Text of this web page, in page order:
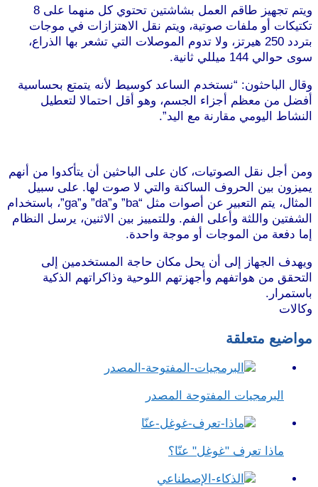
ويتم تجهيز طاقم العمل بشاشتين تحتوي كل منهما على 8
تكتيكات أو ملفات صوتية، ويتم نقل الاهتزازات في موجات
بتردد 250 هيرتز، ولا تدوم الموصلات التي تشعر بها الذراع،
سوى حوالي 144 ميللي ثانية.
وقال الباحثون: “نستخدم الساعد كوسيط لأنه يتمتع بحساسية
أفضل من معظم أجزاء الجسم، وهو أقل احتمالا لتعطيل
النشاط اليومي مقارنة مع اليد”.
ومن أجل نقل الصوتيات، كان على الباحثين أن يتأكدوا من أنهم
يميزون بين الحروف الساكنة والتي لا صوت لها. على سبيل
المثال، يتم التعبير عن أصوات مثل “ba” و”da” و”ga”، باستخدام
الشفتين واللثة وأعلى الفم. وللتمييز بين الاثنين، يرسل النظام
إما دفعة من الموجات أو موجة واحدة.
ويهدف الجهاز إلى أن يحل مكان حاجة المستخدمين إلى
التحقق من هواتفهم وأجهزتهم اللوحية وذاكراتهم الذكية
باستمرار.
وكالات
مواضيع متعلقة
البرمجيات المفتوحة المصدر
ماذا تعرف "غوغل" عنّا؟